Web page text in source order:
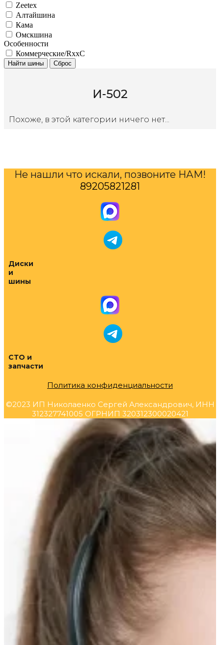
Zeetex
Алтайшина
Кама
Омскшина
Особенности
Коммерческие/RxxC
Найти шины Сброс
И-502
Похоже, в этой категории ничего нет...
Не нашли что искали, позвоните НАМ!
89205821281
Диски
и
шины
СТО и
запчасти
Политика конфиденциальности
©2023 ИП Николаенко Сергей Александрович, ИНН
312327741005 ОГРНИП 320312300020421